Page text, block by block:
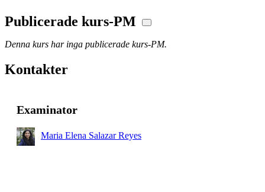
Publicerade kurs-PM
Denna kurs har inga publicerade kurs-PM.
Kontakter
Examinator
Maria Elena Salazar Reyes